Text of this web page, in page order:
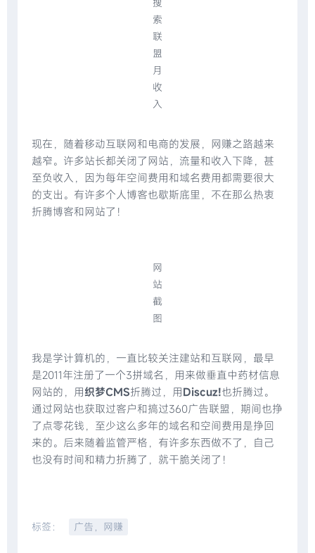
索
联
盟
月
收
入
现在，随着移动互联网和电商的发展，网赚之路越来
越窄。许多站长都关闭了网站，流量和收入下降，甚
至负收入，因为每年空间费用和域名费用都需要很大
的支出。有许多个人博客也歇斯底里，不在那么热衷
折腾博客和网站了！
网
站
截
图
我是学计算机的，一直比较关注建站和互联网，最早
是2011年注册了一个3拼域名，用来做垂直中药材信息
网站的，用织梦CMS折腾过，用Discuz!也折腾过。
通过网站也获取过客户和搞过360广告联盟，期间也挣
了点零花钱，至少这么多年的域名和空间费用是挣回
来的。后来随着监管严格，有许多东西做不了，自己
也没有时间和精力折腾了，就干脆关闭了！
标签： 广告，网赚